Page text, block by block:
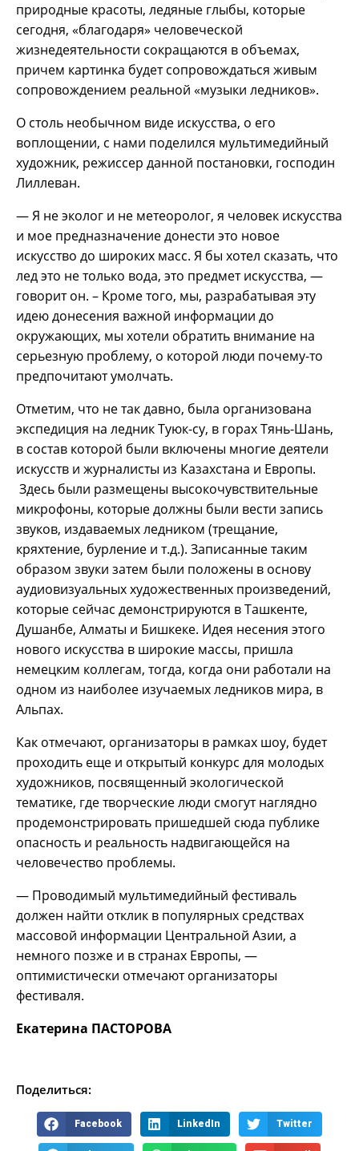
природные красоты, ледяные глыбы, которые
сегодня, «благодаря» человеческой
жизнедеятельности сокращаются в объемах,
причем картинка будет сопровождаться живым
сопровождением реальной «музыки ледников».
О столь необычном виде искусства, о его
воплощении, с нами поделился мультимедийный
художник, режиссер данной постановки, господин
Лиллеван.
— Я не эколог и не метеоролог, я человек искусства
и мое предназначение донести это новое
искусство до широких масс. Я бы хотел сказать, что
лед это не только вода, это предмет искусства, —
говорит он. – Кроме того, мы, разрабатывая эту
идею донесения важной информации до
окружающих, мы хотели обратить внимание на
серьезную проблему, о которой люди почему-то
предпочитают умолчать.
Отметим, что не так давно, была организована
экспедиция на ледник Туюк-су, в горах Тянь-Шань,
в состав которой были включены многие деятели
искусств и журналисты из Казахстана и Европы.
Здесь были размещены высокочувствительные
микрофоны, которые должны были вести запись
звуков, издаваемых ледником (трещание,
кряхтение, бурление и т.д.). Записанные таким
образом звуки затем были положены в основу
аудиовизуальных художественных произведений,
которые сейчас демонстрируются в Ташкенте,
Душанбе, Алматы и Бишкеке. Идея несения этого
нового искусства в широкие массы, пришла
немецким коллегам, тогда, когда они работали на
одном из наиболее изучаемых ледников мира, в
Альпах.
Как отмечают, организаторы в рамках шоу, будет
проходить еще и открытый конкурс для молодых
художников, посвященный экологической
тематике, где творческие люди смогут наглядно
продемонстрировать пришедшей сюда публике
опасность и реальность надвигающейся на
человечество проблемы.
— Проводимый мультимедийный фестиваль
должен найти отклик в популярных средствах
массовой информации Центральной Азии, а
немного позже и в странах Европы, —
оптимистически отмечают организаторы
фестиваля.
Екатерина ПАСТОРОВА
Поделиться:
Facebook LinkedIn Twitter